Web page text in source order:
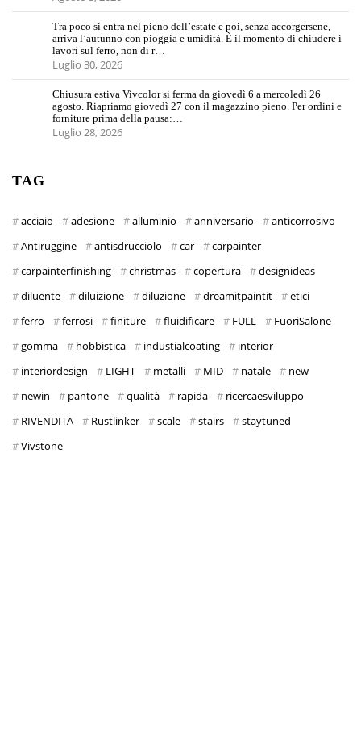
Tra poco si entra nel pieno dell’estate e poi, senza accorgersene,
arriva l’autunno con pioggia e umidità. È il momento di chiudere i
lavori sul ferro, non di r…
Luglio 30, 2026
Chiusura estiva Vivcolor si ferma da giovedì 6 a mercoledì 26
agosto. Riapriamo giovedì 27 con il magazzino pieno. Per ordini e
forniture prima della pausa:…
Luglio 28, 2026
TAG
acciaio adesione alluminio anniversario
anticorrosivo
Antiruggine
antisdrucciolo car
carpainter
carpainterfinishing
christmas copertura
designideas
diluente
diluizione diluzione dreamitpaintit
etici
ferro
ferrosi finiture fluidificare FULL
FuoriSalone
gomma
hobbistica industialcoating
interior
interiordesign
LIGHT metalli MID natale
new
newin
pantone qualità rapida
ricercaesviluppo
RIVENDITA
Rustlinker scale stairs
staytuned
Vivstone